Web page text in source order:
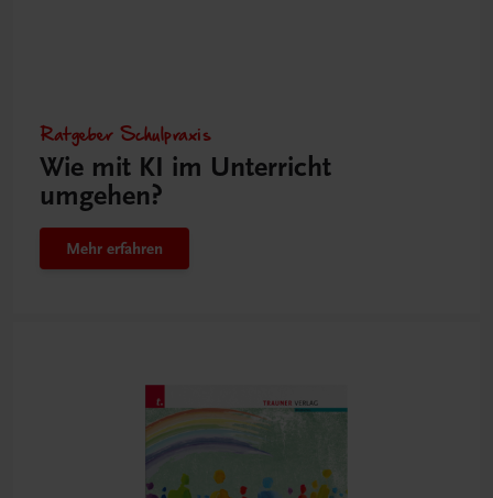
Ratgeber Schulpraxis
Wie mit KI im Unterricht
umgehen?
Mehr erfahren